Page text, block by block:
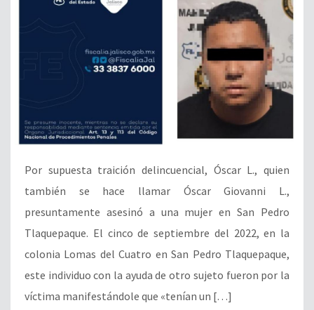
Por supuesta traición delincuencial, Óscar L., quien
también se hace llamar Óscar Giovanni L.,
presuntamente asesinó a una mujer en San Pedro
Tlaquepaque. El cinco de septiembre del 2022, en la
colonia Lomas del Cuatro en San Pedro Tlaquepaque,
este individuo con la ayuda de otro sujeto fueron por la
víctima manifestándole que «tenían un […]